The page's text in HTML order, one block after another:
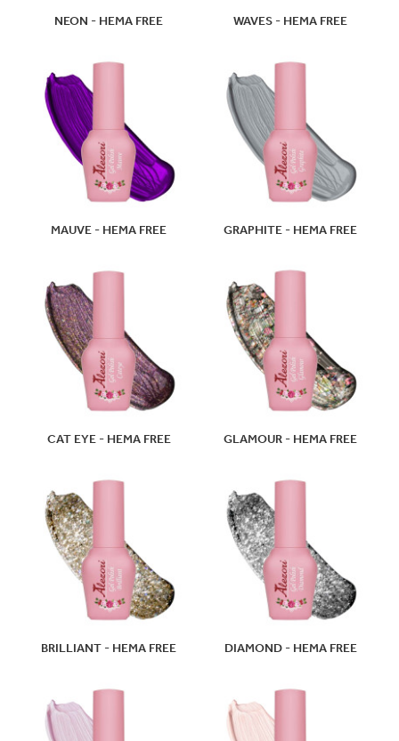
NEON - HEMA FREE WAVES - HEMA FREE
MAUVE - HEMA FREE GRAPHITE - HEMA FREE
CAT EYE - HEMA FREE GLAMOUR - HEMA FREE
BRILLIANT - HEMA FREE DIAMOND - HEMA FREE